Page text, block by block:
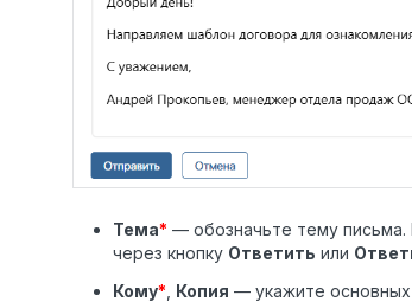
Тема* — обозначьте тему
через кнопку Ответить или
Кому* Копия — укажите основных